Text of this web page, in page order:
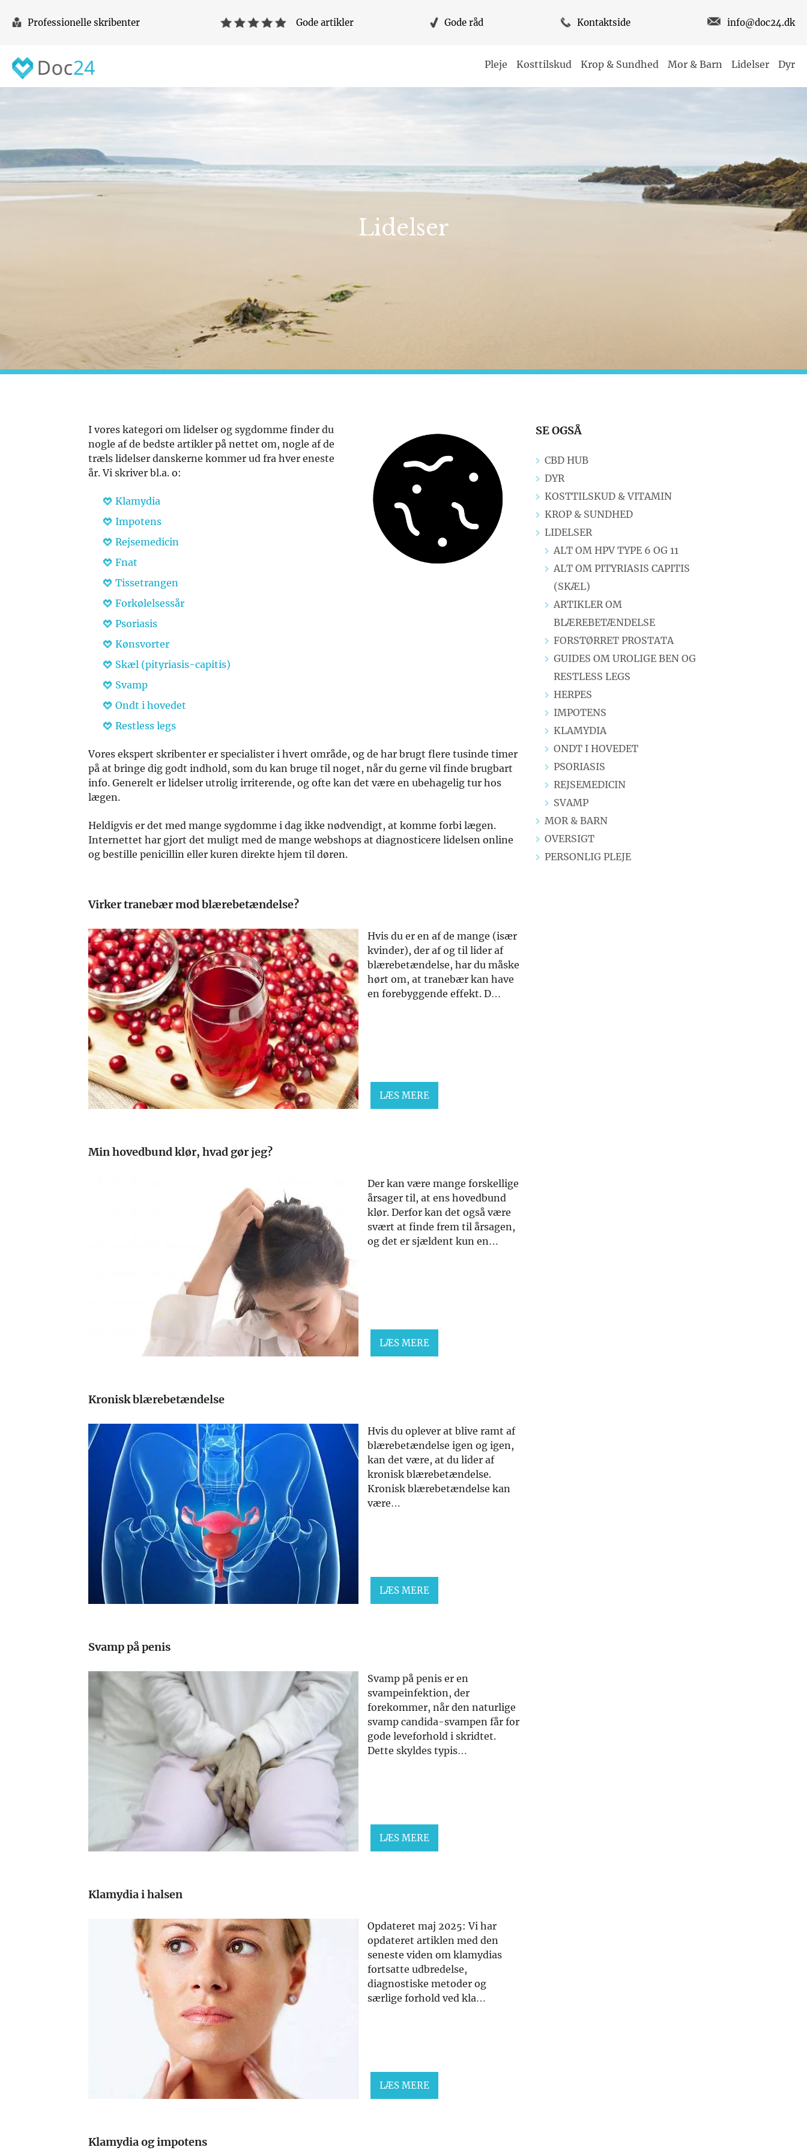
Professionelle skribenter Gode artikler Gode råd Kontaktside info@doc24.dk
Pleje Kosttilskud Krop & Sundhed Mor & Barn Lidelser Dyr
Lidelser
I vores kategori om lidelser og sygdomme finder du
nogle af de bedste artikler på nettet om, nogle af de
træls lidelser danskerne kommer ud fra hver eneste
år. Vi skriver bl.a. o:
Klamydia
Impotens
Rejsemedicin
Fnat
Tissetrangen
Forkølelsessår
Psoriasis
Kønsvorter
Skæl (pityriasis-capitis)
Svamp
Ondt i hovedet
Restless legs
Vores ekspert skribenter er specialister i hvert område, og de har brugt flere tusinde timer
på at bringe dig godt indhold, som du kan bruge til noget, når du gerne vil finde brugbart
info. Generelt er lidelser utrolig irriterende, og ofte kan det være en ubehagelig tur hos
lægen.
Heldigvis er det med mange sygdomme i dag ikke nødvendigt, at komme forbi lægen.
Internettet har gjort det muligt med de mange webshops at diagnosticere lidelsen online
og bestille penicillin eller kuren direkte hjem til døren.
Virker tranebær mod blærebetændelse?
Hvis du er en af de mange (især
kvinder), der af og til lider af
blærebetændelse, har du måske
hørt om, at tranebær kan have
en forebyggende effekt. D…
LÆS MERE
Min hovedbund klør, hvad gør jeg?
Der kan være mange forskellige
årsager til, at ens hovedbund
klør. Derfor kan det også være
svært at finde frem til årsagen,
og det er sjældent kun en…
LÆS MERE
Kronisk blærebetændelse
Hvis du oplever at blive ramt af
blærebetændelse igen og igen,
kan det være, at du lider af
kronisk blærebetændelse.
Kronisk blærebetændelse kan
være…
LÆS MERE
Svamp på penis
Svamp på penis er en
svampeinfektion, der
forekommer, når den naturlige
svamp candida-svampen får for
gode leveforhold i skridtet.
Dette skyldes typis…
LÆS MERE
Klamydia i halsen
Opdateret maj 2025: Vi har
opdateret artiklen med den
seneste viden om klamydias
fortsatte udbredelse,
diagnostiske metoder og
særlige forhold ved kla…
LÆS MERE
Klamydia og impotens
SE OGSÅ
CBD HUB
DYR
KOSTTILSKUD & VITAMIN
KROP & SUNDHED
LIDELSER
ALT OM HPV TYPE 6 OG 11
ALT OM PITYRIASIS CAPITIS
(SKÆL)
ARTIKLER OM
BLÆREBETÆNDELSE
FORSTØRRET PROSTATA
GUIDES OM UROLIGE BEN OG
RESTLESS LEGS
HERPES
IMPOTENS
KLAMYDIA
ONDT I HOVEDET
PSORIASIS
REJSEMEDICIN
SVAMP
MOR & BARN
OVERSIGT
PERSONLIG PLEJE